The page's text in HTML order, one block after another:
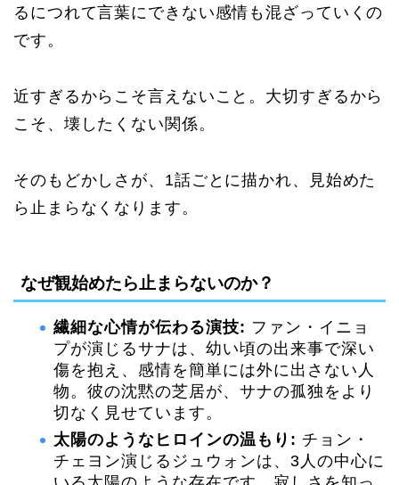
るにつれて言葉にできない感情も混ざっていくの
です。
近すぎるからこそ言えないこと。大切すぎるから
こそ、壊したくない関係。
そのもどかしさが、1話ごとに描かれ、見始めた
ら止まらなくなります。
なぜ観始めたら止まらないのか？
繊細な心情が伝わる演技: ファン・イニョ
プが演じるサナは、幼い頃の出来事で深い
傷を抱え、感情を簡単には外に出さない人
物。彼の沈黙の芝居が、サナの孤独をより
切なく見せています。
太陽のようなヒロインの温もり: チョン・
チェヨン演じるジュウォンは、3人の中心に